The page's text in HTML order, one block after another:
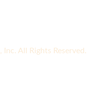
All Rights Reserved.